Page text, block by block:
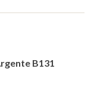
B131